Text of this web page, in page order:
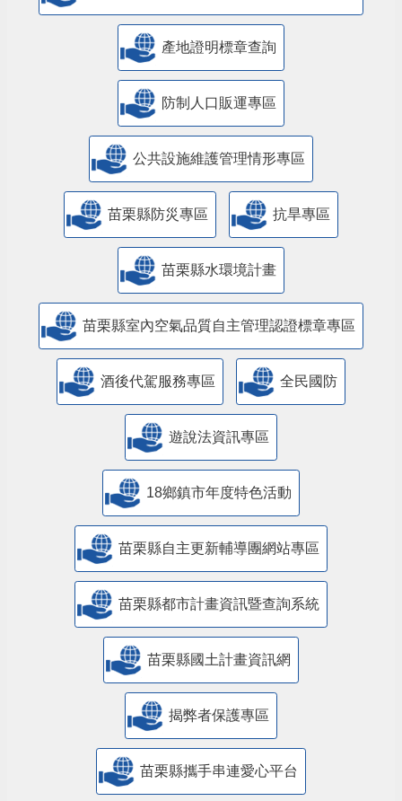
產地證明標章查詢
防制人口販運專區
​公共設施維護管理情形專區
苗栗縣防災專區 抗旱專區
苗栗縣水環境計畫
苗栗縣室內空氣品質自主管理認證標章專區
酒後代駕服務專區 全民國防
遊說法資訊專區
18鄉鎮市年度特色活動
苗栗縣自主更新輔導團網站專區
苗栗縣都市計畫資訊暨查詢系統
苗栗縣國土計畫資訊網
揭弊者保護專區
苗栗縣攜手串連愛心平台